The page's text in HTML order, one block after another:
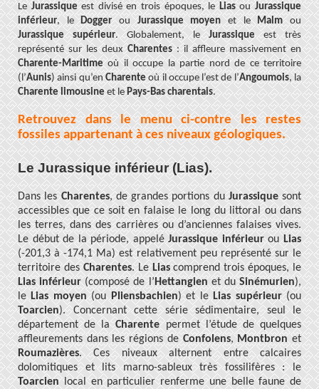
LeJurassiqueest divisé en trois époques, leLiasouJurassique
inférieur, leDoggerouJurassique moyen et le Malmou
Jurassique supérieur. Globalement, leJurassiqueest très
représenté sur les deuxCharentes: il affleure massivement en
Charente-Maritimeoù il occupe la partie nord de ce territoire
(l’Aunis) ainsi qu’enCharenteoù il occupe l’est de l’Angoumois, la
Charente limousineet lePays-Bas charentais.
Retrouvez dans le menu ci-contre les restes
fossiles appartenant à ces niveaux géologiques.
Le Jurassique inférieur (Lias).
Dans lesCharentes, de grandes portions duJurassiquesont
accessibles que ce soit en falaise le long du littoral ou dans
les terres, dans des carrières ou d’anciennes falaises vives.
Le début de la période, appeléJurassique inférieurouLias
(-201,3 à -174,1 Ma) est relativement peu représenté sur le
territoire desCharentes.LeLiascomprend trois époques, le
Lias inférieur(composé de l’Hettangienet duSinémurien),
leLias moyen(ouPliensbachien) et leLias supérieur(ou
Toarcien). Concernant cette série sédimentaire, seul le
département de laCharentepermet l’étude de quelques
affleurements dans les régions deConfolens,Montbronet
Roumazières. Ces niveaux alternent entre calcaires
dolomitiques et lits marno-sableux très fossilifères : le
Toarcienlocal en particulier renferme une belle faune de